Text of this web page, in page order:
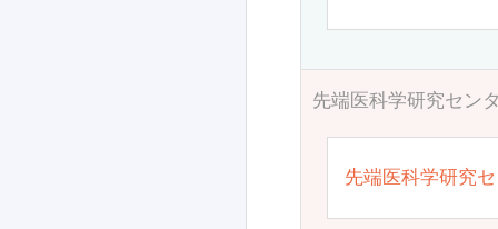
先端医科学研究セン
先端医科学研究